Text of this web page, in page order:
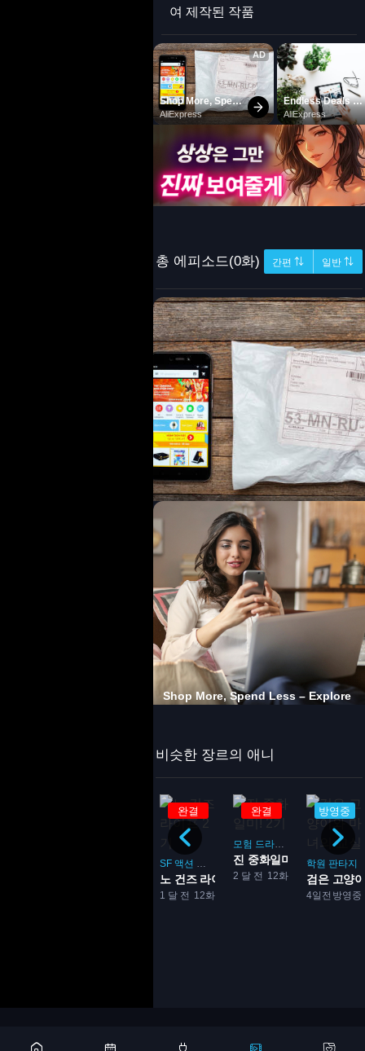
여 제작된 작품
총 에피소드(0화) 간편 ⇅ 일반 ⇅
비슷한 장르의 애니
안녕! 돌아온 손오공과 동료...
완결
SF 액션 모험
1 달 전 12화
노 건즈 라이프 2기
완결
모험 드라마
2 달 전 12화
진 중화일미! 2기
방영중
학원 판타지
4일전 방영중
검은 고양
Copyright 2026 © 애니어바웃, aniabout.com. All Rights Reserved